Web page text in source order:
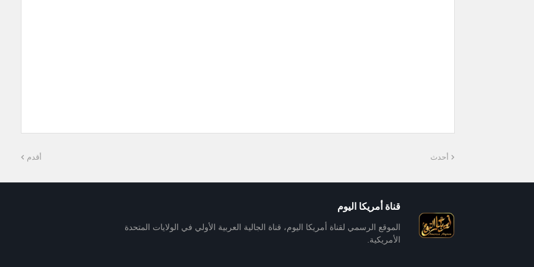
أحدث أقدم
قناة أمريكا اليوم
الموقع الرسمي لقناة أمريكا اليوم، قناة الجالية العربية الأولي في الولايات المتحدة
الأمريكية.